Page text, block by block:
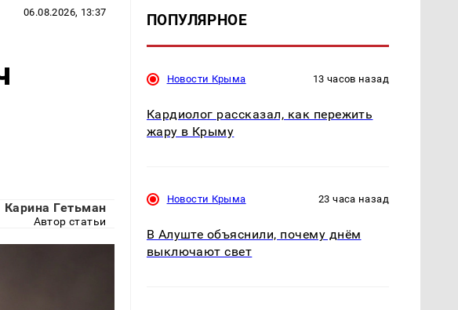
06.08.2026, 13:37
Карина Гетьман
Автор статьи
ПОПУЛЯРНОЕ
Новости Крыма 13 часов назад
Кардиолог рассказал, как пережить
жару в Крыму
Новости Крыма 23 часа назад
В Алуште объяснили, почему днём
выключают свет